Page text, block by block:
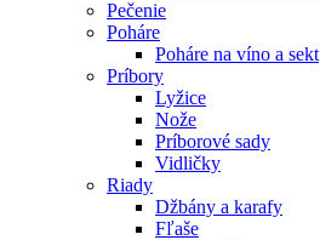
Pečenie
Poháre
Poháre na víno a sekt
Príbory
Lyžice
Nože
Príborové sady
Vidličky
Riady
Džbány a karafy
Fľaše